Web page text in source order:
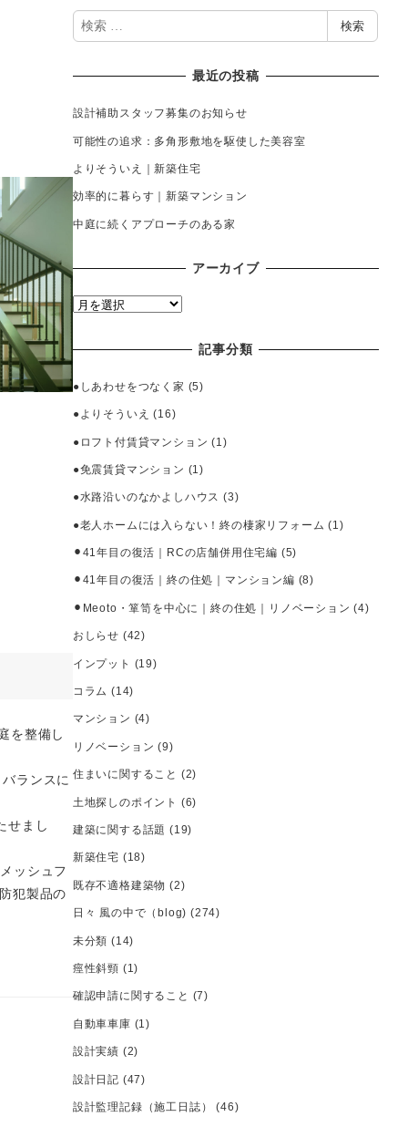
を整備し
ランスに
せまし
ッシュフ
犯製品の
検
索
検索
最近の投稿
設計補助スタッフ募集のお知らせ
可能性の追求：多角形敷地を駆使した美容室
よりそういえ｜新築住宅
効率的に暮らす｜新築マンション
中庭に続くアプローチのある家
アーカイブ
ア
イ
ブ
記事分類
●しあわせをつなく家 (5)
●よりそういえ (16)
●ロフト付賃貸マンション (1)
●免震賃貸マンション (1)
●水路沿いのなかよしハウス (3)
●老人ホームには入らない！終の棲家リフォーム (1)
⚫︎41年目の復活｜RCの店舗併用住宅編 (5)
⚫︎41年目の復活｜終の住処｜マンション編 (8)
⚫︎Meoto・箪笥を中心に｜終の住処｜リノベーション (4)
おしらせ (42)
インプット (19)
コラム (14)
マンション (4)
リノベーション (9)
住まいに関すること (2)
土地探しのポイント (6)
建築に関する話題 (19)
新築住宅 (18)
既存不適格建築物 (2)
日々 風の中で（blog) (274)
未分類 (14)
痙性斜頸 (1)
確認申請に関すること (7)
自動車車庫 (1)
設計実績 (2)
設計日記 (47)
設計監理記録（施工日誌） (46)